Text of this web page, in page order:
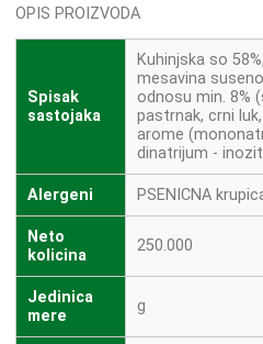
OPIS PROIZVODA
Spisak
sastojaka
Kuhinjska so
mesavina
odnosu min. 8%
pastrnak, crni
arome
dinatrijum -
Alergeni PSENICNA
Neto
kolicina
250.000
Jedinica
mere
g